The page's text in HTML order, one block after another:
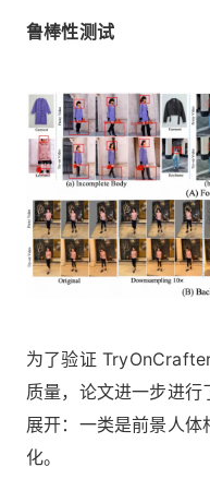
鲁棒性测试
为了验证
质量，论文进一步进行
展开：一类是前景人
化。